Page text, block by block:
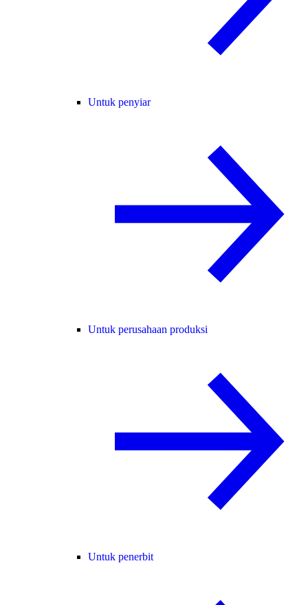
Untuk penyiar
Untuk perusahaan produksi
Untuk penerbit